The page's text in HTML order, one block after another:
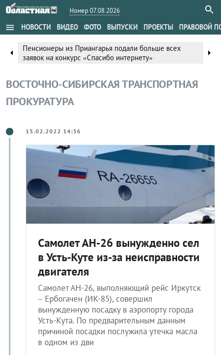
Номер 07.08.2026
menu НОВОСТИ ВИДЕО ФОТО ВЫПУСКИ ПРОЕКТЫ ПРАВОВОЙ
arrow_left
Пенсионеры из Приангарья подали больше всех
заявок на конкурс «Спасибо интернету»
arrow_right
ВОСТОЧНО-СИБИРСКАЯ ТРАНСПОРТНАЯ
ПРОКУРАТУРА
15.02.2022 14:36
Самолет АН-26 вынужденно сел
в Усть-Куте из-за неисправности
двигателя
Самолет АН-26, выполняющий рейс Иркутск
– Ербогачен (ИК-85), совершил
вынужденную посадку в аэропорту города
Усть-Кута. По предварительным данным
причиной посадки послужила утечка масла
в одном из дви